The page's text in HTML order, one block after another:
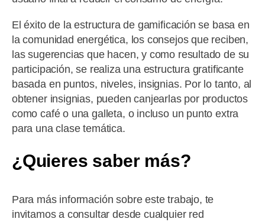
El éxito de la estructura de gamificación se basa en
la comunidad energética, los consejos que reciben,
las sugerencias que hacen, y como resultado de su
participación, se realiza una estructura gratificante
basada en puntos, niveles, insignias. Por lo tanto, al
obtener insignias, pueden canjearlas por productos
como café o una galleta, o incluso un punto extra
para una clase temática.
¿Quieres saber más?
Para más información sobre este trabajo, te
invitamos a consultar desde cualquier red